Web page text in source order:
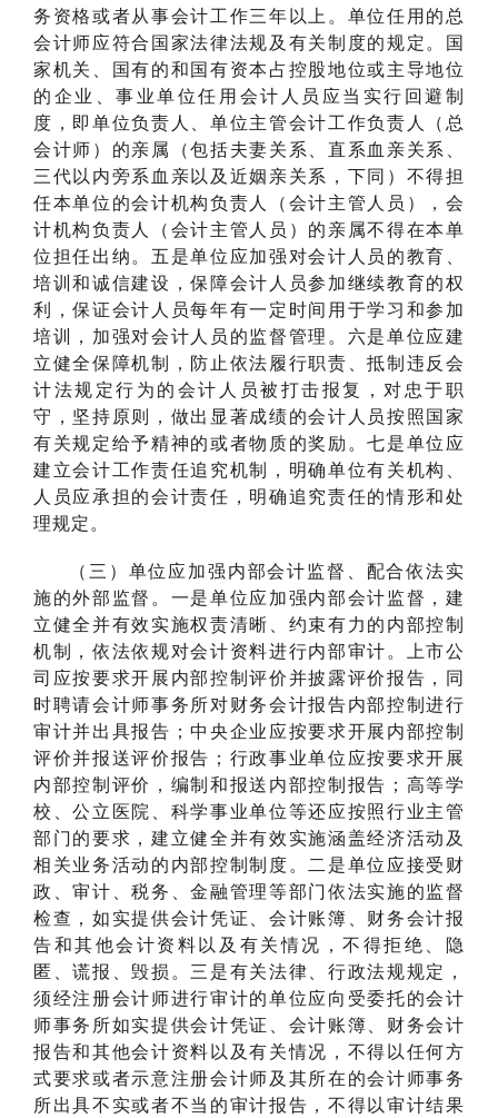
务资格或者从事会计工作三年以上。单位任用的总
会计师应符合国家法律法规及有关制度的规定。国
家机关、国有的和国有资本占控股地位或主导地位
的企业、事业单位任用会计人员应当实行回避制
度，即单位负责人、单位主管会计工作负责人（总
会计师）的亲属（包括夫妻关系、直系血亲关系、
三代以内旁系血亲以及近姻亲关系，下同）不得担
任本单位的会计机构负责人（会计主管人员），会
计机构负责人（会计主管人员）的亲属不得在本单
位担任出纳。五是单位应加强对会计人员的教育、
培训和诚信建设，保障会计人员参加继续教育的权
利，保证会计人员每年有一定时间用于学习和参加
培训，加强对会计人员的监督管理。六是单位应建
立健全保障机制，防止依法履行职责、抵制违反会
计法规定行为的会计人员被打击报复，对忠于职
守，坚持原则，做出显著成绩的会计人员按照国家
有关规定给予精神的或者物质的奖励。七是单位应
建立会计工作责任追究机制，明确单位有关机构、
人员应承担的会计责任，明确追究责任的情形和处
理规定。
（三）单位应加强内部会计监督、配合依法实
施的外部监督。一是单位应加强内部会计监督，建
立健全并有效实施权责清晰、约束有力的内部控制
机制，依法依规对会计资料进行内部审计。上市公
司应按要求开展内部控制评价并披露评价报告，同
时聘请会计师事务所对财务会计报告内部控制进行
审计并出具报告；中央企业应按要求开展内部控制
评价并报送评价报告；行政事业单位应按要求开展
内部控制评价，编制和报送内部控制报告；高等学
校、公立医院、科学事业单位等还应按照行业主管
部门的要求，建立健全并有效实施涵盖经济活动及
相关业务活动的内部控制制度。二是单位应接受财
政、审计、税务、金融管理等部门依法实施的监督
检查，如实提供会计凭证、会计账簿、财务会计报
告和其他会计资料以及有关情况，不得拒绝、隐
匿、谎报、毁损。三是有关法律、行政法规规定，
须经注册会计师进行审计的单位应向受委托的会计
师事务所如实提供会计凭证、会计账簿、财务会计
报告和其他会计资料以及有关情况，不得以任何方
式要求或者示意注册会计师及其所在的会计师事务
所出具不实或者不当的审计报告，不得以审计结果